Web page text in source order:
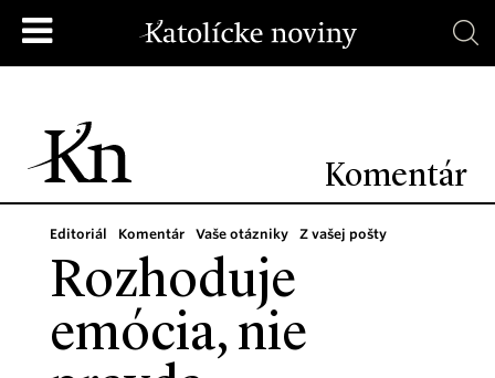
Komentár
Editoriál Komentár Vaše otázniky Z vašej pošty
Rozhoduje
emócia, nie